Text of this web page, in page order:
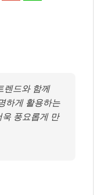
렌드와 함께
하게 활용하는
풍요롭게 만